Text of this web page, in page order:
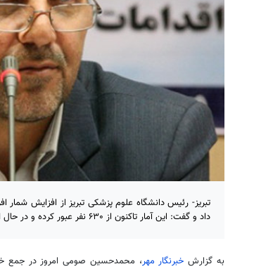
تبریز- رئیس دانشگاه علوم پزشکی تبریز از افزایش شمار
داد و گفت: این آمار تاکنون از ۶۳۰ نفر عبور کرده و در حال افزایش است.
به گزارش خبرنگار مهر، محمدحسین صومیامروز در جمع